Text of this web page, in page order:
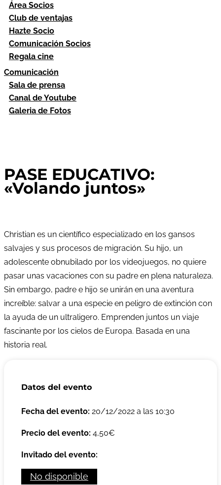
Área Socios
Club de ventajas
Hazte Socio
Comunicación Socios
Regala cine
Comunicación
Sala de prensa
Canal de Youtube
Galeria de Fotos
PASE EDUCATIVO:
«Volando juntos»
Christian es un científico especializado en los gansos
salvajes y sus procesos de migración. Su hijo, un
adolescente obnubilado por los videojuegos, no quiere
pasar unas vacaciones con su padre en plena naturaleza.
Sin embargo, padre e hijo se unirán en una aventura
increíble: salvar a una especie en peligro de extinción con
la ayuda de un ultraligero. Emprenden juntos un viaje
fascinante por los cielos de Europa. Basada en una
historia real.
Datos del evento
Fecha del evento: 20/12/2022 a las 10:30
Precio del evento: 4,50€
Invitado del evento:
No disponible